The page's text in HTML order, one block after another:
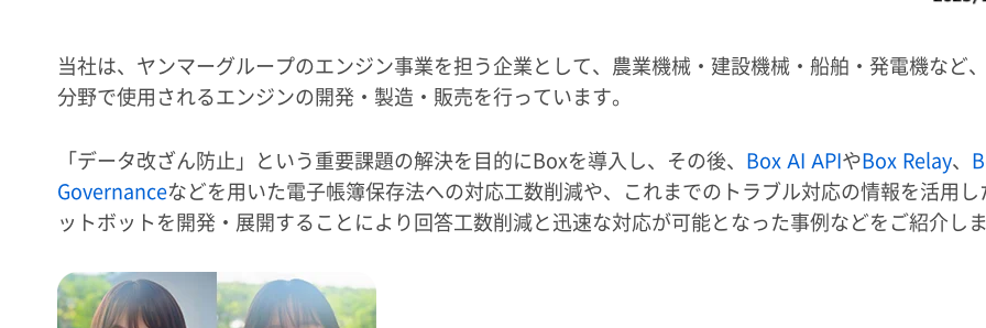
当社は、ヤンマーグループのエンジン事業を担う企業として、農業機械・建設機械・船舶・発電機など
分野で使用されるエンジンの開発・製造・販売を行っています。
「データ改ざん防止」という重要課題の解決を目的にBoxを導入し、その後、 Box AI APIやBox Relay、
Governanceなどを用いた電子帳簿保存法への対応工数削減や、これまでのトラブル対応の情報を活用し
ットボットを開発・展開することにより回答工数削減と迅速な対応が可能となった事例などをご紹介し